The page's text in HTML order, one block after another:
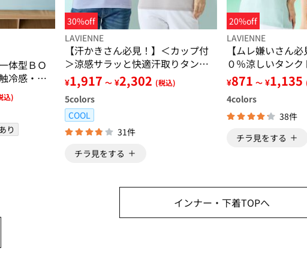
体型ＢＯ
冷感・抗
ックス
込)
り
30%off
LAVIENNE
【汗かきさん必見！】＜カップ付
＞涼感サラッと快適汗取りタンク
トップインナー＜さらりラボ＞
¥1,917 ～ ¥2,302 (税込)
5colors
COOL
31件
チラ見をする
20%off
LAVIENNE
【ムレ嫌いさん
０％涼しいタン
＜さらりラボ＞
¥871 ～ ¥1,135
4colors
38件
チラ見をする
インナー・下着TOPへ